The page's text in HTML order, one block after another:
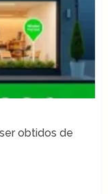
obtidos de